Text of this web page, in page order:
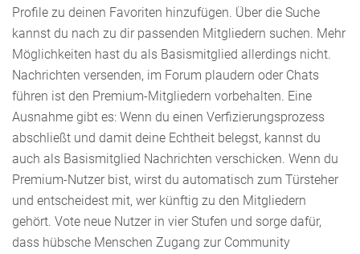
Profile zu deinen Favoriten hinzufügen. Über die Suche
kannst du nach zu dir passenden Mitgliedern suchen. Mehr
Möglichkeiten hast du als Basismitglied allerdings nicht.
Nachrichten versenden, im Forum plaudern oder Chats
führen ist den Premium-Mitgliedern vorbehalten. Eine
Ausnahme gibt es: Wenn du einen Verfizierungsprozess
abschließt und damit deine Echtheit belegst, kannst du
auch als Basismitglied Nachrichten verschicken. Wenn du
Premium-Nutzer bist, wirst du automatisch zum Türsteher
und entscheidest mit, wer künftig zu den Mitgliedern
gehört. Vote neue Nutzer in vier Stufen und sorge dafür,
dass hübsche Menschen Zugang zur Community